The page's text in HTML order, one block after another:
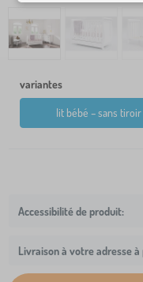
variantes
lit bébé – sans tiroir
Livraison à votre adresse